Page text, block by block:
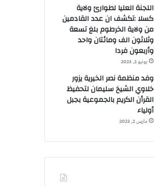
اللجنة العليا لطوارئ ولاية
كسلا :تكشف ان عدد القادمين
من ولاية الخرطوم بلغ تسعة
وثلاثون الف ومائتان واحد
وأربعون فردا
يونيو 2, 2023
وفد منظمة نصر الخيرية يزور
خلاوي الشيخ سليمان لتحفيظ
القرأن الكريم بالجموعية بجبل
أولياء
مارس 2, 2023